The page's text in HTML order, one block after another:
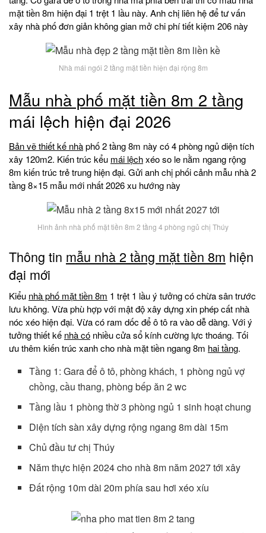
mặt tiền 8m hiện đại 1 trệt 1 lầu này. Anh chị liên hệ để tư vấn
xây nhà phố đơn giản không gian mở chi phí tiết kiệm 206 này
Nhà mái ngói 2 tầng mặt tiền hiện đại rộng 8m
Mẫu nhà phố mặt tiền 8m 2 tầng
mái lệch hiện đại 2026
Bản vẽ thiết kế nhàphố 2 tầng 8m này có 4 phòng ngủ diện tích
xây 120m2. Kiến trúc kểu mái lệchxéo so le nằm ngang rộng
8m kiến trúc trẻ trung hiện đại. Gửi anh chị phối cảnh mẫu nhà 2
tầng 8×15 mẫu mới nhất 2026 xu hướng này
Hình ảnh nhà phố mặt tiền 8m 2 tầng 4 phòng ngủ chị Thúy
Thông tin mẫu nhà 2 tầng mặt tiền 8m hiện
đại mới
Kiểu nhà phố mặt tiền 8m 1 trệt 1 lầu ý tưởng có chừa sân trước
lưu không. Vừa phù hợp với mật độ xây dựng xin phép cất nhà
nóc xéo hiện đại. Vừa có ram dốc để ô tô ra vào dễ dàng. Với ý
tưởng thiết kế nhà có nhiều cửa sổ kính cường lực thoáng. Tối
ưu thêm kiến trúc xanh cho nhà mặt tiền ngang 8m hai tầng.
Tầng 1: Gara để ô tô, phòng khách, 1 phòng ngủ vợ
chồng, cầu thang, phòng bếp ăn 2 wc
Tầng lầu 1 phòng thờ 3 phòng ngủ 1 sinh hoạt chung
Diện tích sàn xây dựng rộng ngang 8m dài 15m
Chủ đầu tư chị Thúy
Năm thực hiện 2024 cho nhà 8m năm 2027 tới xây
Đất rộng 10m dài 20m phía sau hơi xéo xíu